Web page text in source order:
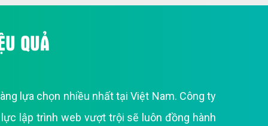
QUẢ
lựa chọn nhiều nhất tại Việt Nam. Công ty
lập trình web vượt trội sẽ luôn đồng hành